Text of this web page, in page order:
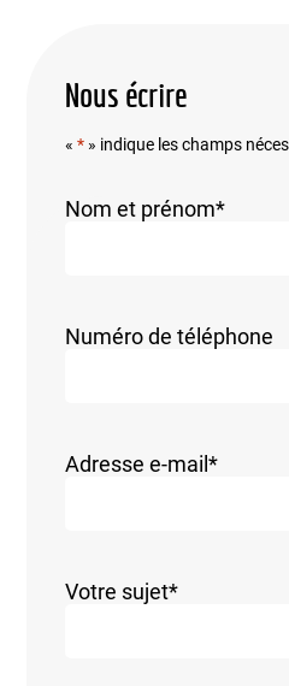
Nous écrire
«* » indique les champs
Nom et prénom*
Numéro de téléphone
Adresse e-mail*
Votre sujet*